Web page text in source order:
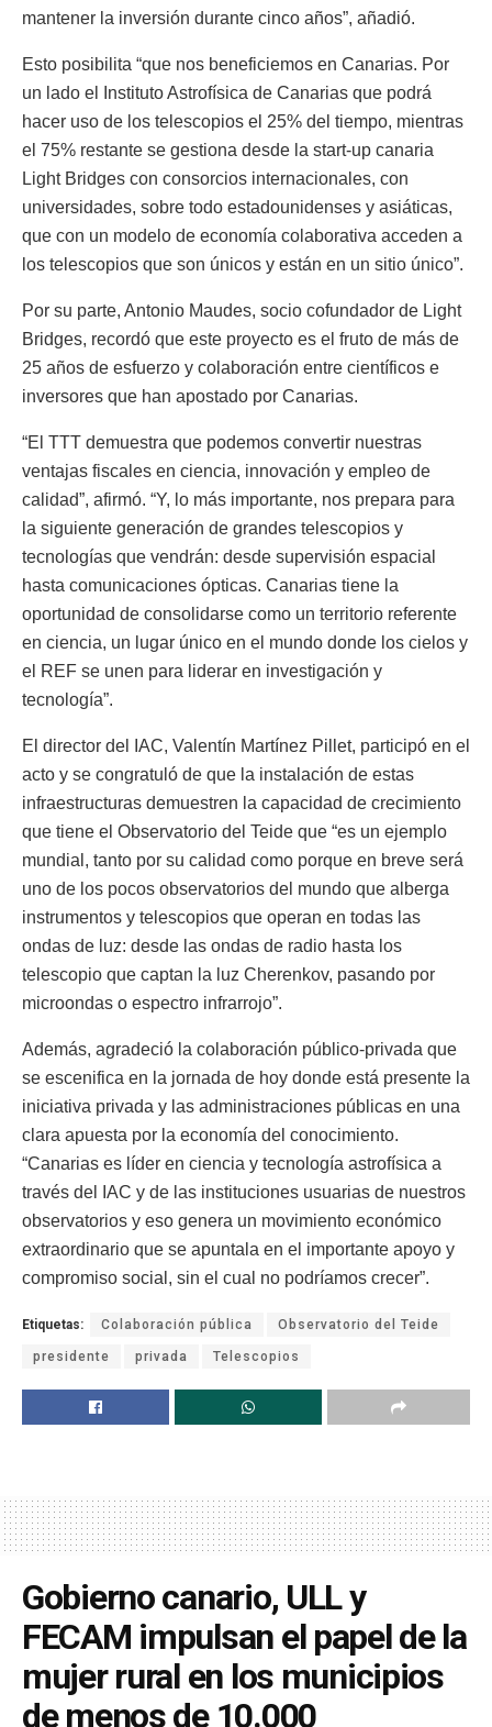
mantener la inversión durante cinco años”, añadió.
Esto posibilita “que nos beneficiemos en Canarias. Por
un lado el Instituto Astrofísica de Canarias que podrá
hacer uso de los telescopios el 25% del tiempo, mientras
el 75% restante se gestiona desde la start-up canaria
Light Bridges con consorcios internacionales, con
universidades, sobre todo estadounidenses y asiáticas,
que con un modelo de economía colaborativa acceden a
los telescopios que son únicos y están en un sitio único”.
Por su parte, Antonio Maudes, socio cofundador de Light
Bridges, recordó que este proyecto es el fruto de más de
25 años de esfuerzo y colaboración entre científicos e
inversores que han apostado por Canarias.
“El TTT demuestra que podemos convertir nuestras
ventajas fiscales en ciencia, innovación y empleo de
calidad”, afirmó. “Y, lo más importante, nos prepara para
la siguiente generación de grandes telescopios y
tecnologías que vendrán: desde supervisión espacial
hasta comunicaciones ópticas. Canarias tiene la
oportunidad de consolidarse como un territorio referente
en ciencia, un lugar único en el mundo donde los cielos y
el REF se unen para liderar en investigación y
tecnología”.
El director del IAC, Valentín Martínez Pillet, participó en el
acto y se congratuló de que la instalación de estas
infraestructuras demuestren la capacidad de crecimiento
que tiene el Observatorio del Teide que “es un ejemplo
mundial, tanto por su calidad como porque en breve será
uno de los pocos observatorios del mundo que alberga
instrumentos y telescopios que operan en todas las
ondas de luz: desde las ondas de radio hasta los
telescopio que captan la luz Cherenkov, pasando por
microondas o espectro infrarrojo”.
Además, agradeció la colaboración público-privada que
se escenifica en la jornada de hoy donde está presente la
iniciativa privada y las administraciones públicas en una
clara apuesta por la economía del conocimiento.
“Canarias es líder en ciencia y tecnología astrofísica a
través del IAC y de las instituciones usuarias de nuestros
observatorios y eso genera un movimiento económico
extraordinario que se apuntala en el importante apoyo y
compromiso social, sin el cual no podríamos crecer”.
Etiquetas: Colaboración pública Observatorio del Teide
presidente privada Telescopios
Gobierno canario, ULL y
FECAM impulsan el papel de la
mujer rural en los municipios
de menos de 10.000